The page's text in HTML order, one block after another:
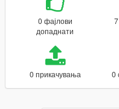
0 фајлови
допаднати
0 прикачувања 0